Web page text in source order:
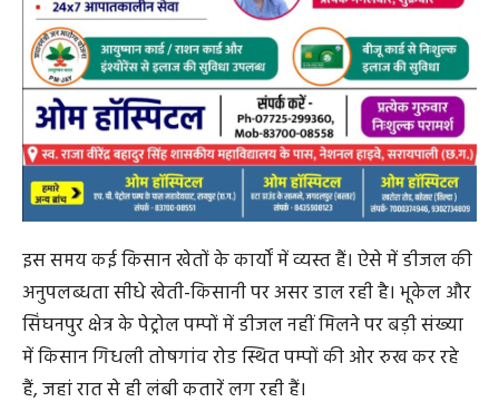
इस समय कई किसान खेतों के कार्यों में व्यस्त हैं। ऐसे में डीजल की
अनुपलब्धता सीधे खेती-किसानी पर असर डाल रही है। भूकेल और
सिंघनपुर क्षेत्र के पेट्रोल पम्पों में डीजल नहीं मिलने पर बड़ी संख्या
में किसान गिधली तोषगांव रोड स्थित पम्पों की ओर रुख कर रहे
हैं, जहां रात से ही लंबी कतारें लग रही हैं।